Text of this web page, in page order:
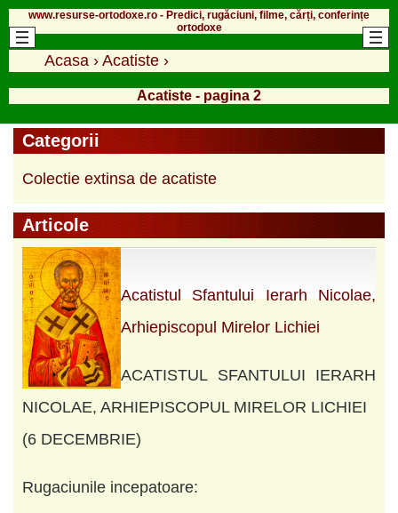
www.resurse-ortodoxe.ro - Predici, rugăciuni, filme, cărți, conferințe
ortodoxe
Acasa › Acatiste ›
Acatiste - pagina 2
Categorii
Colectie extinsa de acatiste
Articole
Acatistul Sfantului Ierarh Nicolae,
Arhiepiscopul Mirelor Lichiei
ACATISTUL SFANTULUI IERARH
NICOLAE, ARHIEPISCOPUL MIRELOR LICHIEI
(6 DECEMBRIE)
Rugaciunile incepatoare: